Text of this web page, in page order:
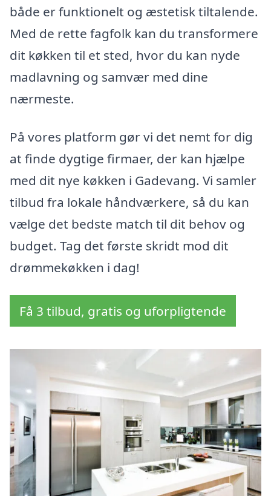
både er funktionelt og æstetisk tiltalende.
Med de rette fagfolk kan du transformere
dit køkken til et sted, hvor du kan nyde
madlavning og samvær med dine
nærmeste.
På vores platform gør vi det nemt for dig
at finde dygtige firmaer, der kan hjælpe
med dit nye køkken i Gadevang. Vi samler
tilbud fra lokale håndværkere, så du kan
vælge det bedste match til dit behov og
budget. Tag det første skridt mod dit
drømmekøkken i dag!
Få 3 tilbud, gratis og uforpligtende